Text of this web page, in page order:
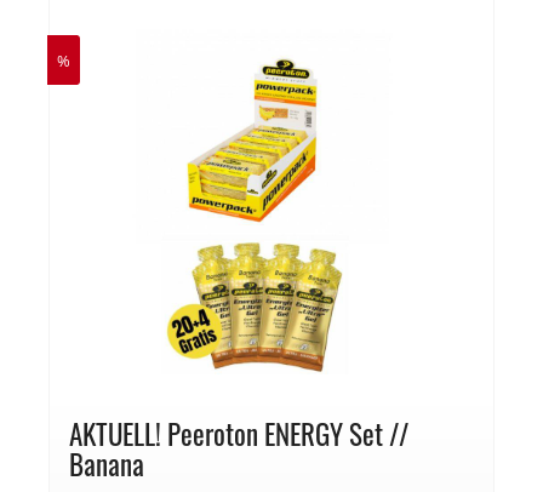
%
AKTUELL! Peeroton ENERGY Set //
Banana